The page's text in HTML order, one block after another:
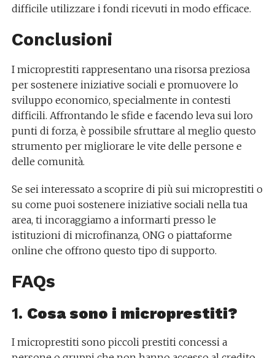
difficile utilizzare i fondi ricevuti in modo efficace.
Conclusioni
I microprestiti rappresentano una risorsa preziosa
per sostenere iniziative sociali e promuovere lo
sviluppo economico, specialmente in contesti
difficili. Affrontando le sfide e facendo leva sui loro
punti di forza, è possibile sfruttare al meglio questo
strumento per migliorare le vite delle persone e
delle comunità.
Se sei interessato a scoprire di più sui microprestiti o
su come puoi sostenere iniziative sociali nella tua
area, ti incoraggiamo a informarti presso le
istituzioni di microfinanza, ONG o piattaforme
online che offrono questo tipo di supporto.
FAQs
1. Cosa sono i microprestiti?
I microprestiti sono piccoli prestiti concessi a